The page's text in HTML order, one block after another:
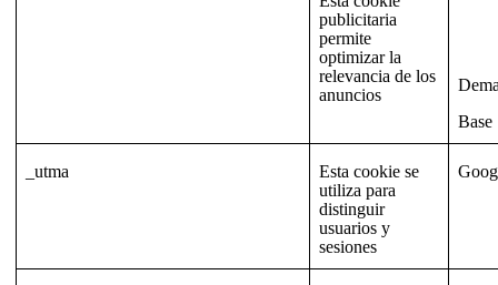
publicitaria
permite
optimizar la
relevancia de los
anuncios
Base
_utma
Esta cookie se
utiliza para
distinguir
usuarios y
sesiones